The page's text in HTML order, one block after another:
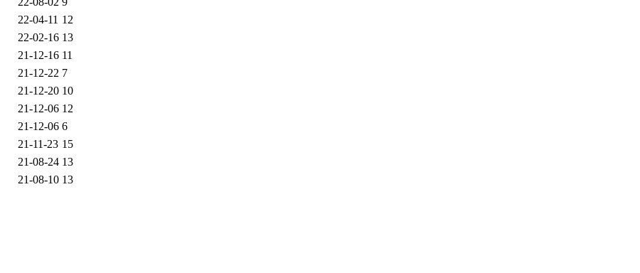
22-04-11 12
22-02-16 13
21-12-16 11
21-12-22 7
21-12-20 10
21-12-06 12
21-12-06 6
21-11-23 15
21-08-24 13
21-08-10 13